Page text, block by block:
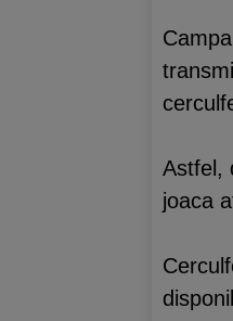
Astfel,
joaca